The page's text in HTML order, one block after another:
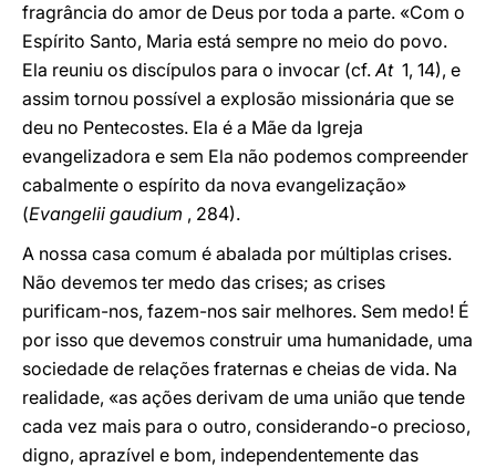
fragrância do amor de Deus por toda a parte. «Com o
Espírito Santo, Maria está sempre no meio do povo.
Ela reuniu os discípulos para o invocar (cf.At 1, 14), e
assim tornou possível a explosão missionária que se
deu no Pentecostes. Ela é a Mãe da Igreja
evangelizadora e sem Ela não podemos compreender
cabalmente o espírito da nova evangelização»
(Evangelii gaudium , 284).
A nossa casa comum é abalada por múltiplas crises.
Não devemos ter medo das crises; as crises
purificam-nos, fazem-nos sair melhores. Sem medo! É
por isso que devemos construir uma humanidade, uma
sociedade de relações fraternas e cheias de vida. Na
realidade, «as ações derivam de uma união que tende
cada vez mais para o outro, considerando-o precioso,
digno, aprazível e bom, independentemente das